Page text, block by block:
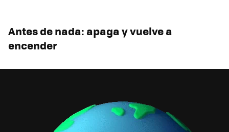
Antes de nada: apaga y vuelve a
encender